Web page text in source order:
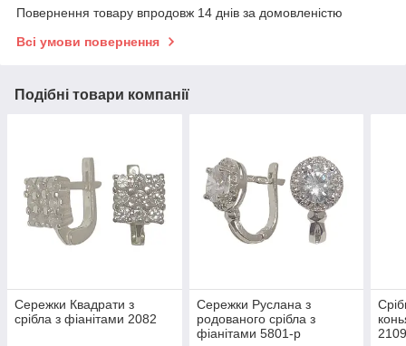
Повернення товару впродовж 14 днів за домовленістю
Всі умови повернення
Подібні товари компанії
Сережки Квадрати з
срібла з фіанітами 2082
Сережки Руслана з
родованого срібла з
фіанітами 5801-р